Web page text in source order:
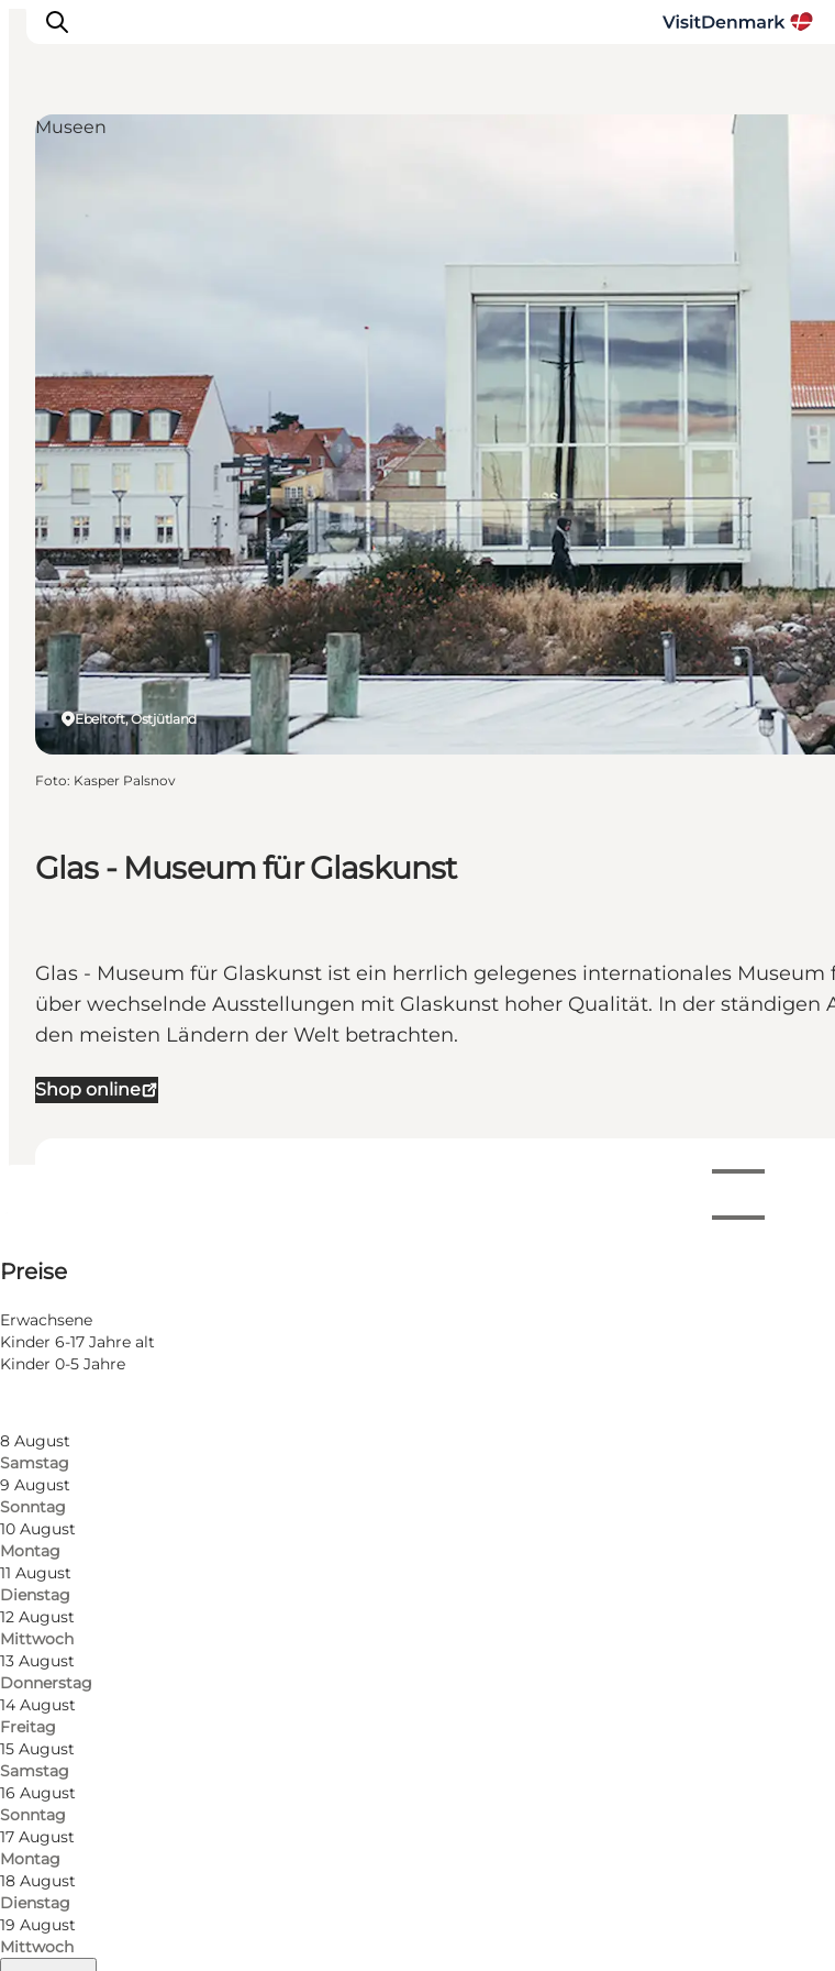
Regionen
Glas - Museum für Glaskunst
Glas - Museum für Glaskunst ist ein herrlich gelegenes internationales
über wechselnde Ausstellungen mit Glaskunst hoher Qualität. In der ständigen
den meisten Ländern der Welt betrachten.
Shop online
Nach Monat filtern
5 August
Mittwoch
6 August
Donnerstag
8 August
Samstag
9 August
Sonntag
10 August
Montag
11 August
Dienstag
12 August
Mittwoch
13 August
Donnerstag
14 August
Freitag
15 August
Samstag
16 August
Sonntag
17 August
Montag
18 August
Dienstag
19 August
Mittwoch
Preise
Erwachsene
Kinder 6-17 Jahre alt
Kinder 0-5 Jahre
Ebeltoft, Ostjütland
Museen
Foto: Kasper Palsnov